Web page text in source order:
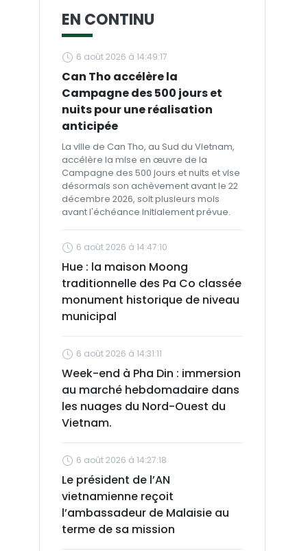
EN CONTINU
6 août 2026 à 14:49:17
Can Tho accélère la
Campagne des 500 jours et
nuits pour une réalisation
anticipée
La ville de Can Tho, au Sud du Vietnam,
accélère la mise en œuvre de la
Campagne des 500 jours et nuits et vise
désormais son achèvement avant le 22
décembre 2026, soit plusieurs mois
avant l'échéance initialement prévue.
6 août 2026 à 14:47:10
Hue : la maison Moong
traditionnelle des Pa Co classée
monument historique de niveau
municipal
6 août 2026 à 14:31:11
Week-end à Pha Din : immersion
au marché hebdomadaire dans
les nuages du Nord-Ouest du
Vietnam.
6 août 2026 à 14:27:18
Le président de l’AN
vietnamienne reçoit
l’ambassadeur de Malaisie au
terme de sa mission